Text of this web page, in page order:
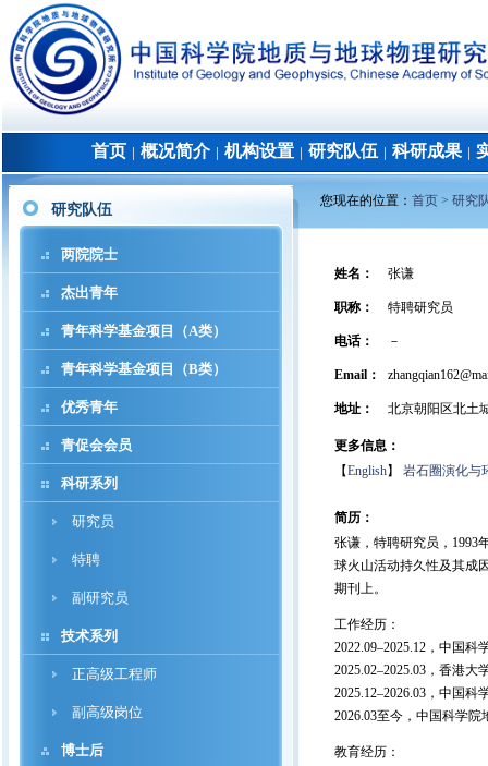
首页 概况简介│ 机构设置 研究队伍 科研成果│
研究队伍
两院院士
杰出青年
青年科学基金项目（A类）
青年科学基金项目（B类）
优秀青年
青促会会员
科研系列
研究员
特聘
副研究员
技术系列
正高级工程师
副高级岗位
博士后
您现在的位置： 首页 > 研究
姓名 ： 张谦
职称 ： 特聘研究员
电话： －
Email：
地址 ： 北京朝阳区北土
更多信息：
【English】 岩石圈演化与
简历：
张谦，特聘研究员，1993
球火山活动持久性及其成
期刊上。
工作经历：
2022.09–2025.12，中国
2025.02–2025.03，香港
2025.12–2026.03，中国科
2026.03至今，中国科学
教育经历：